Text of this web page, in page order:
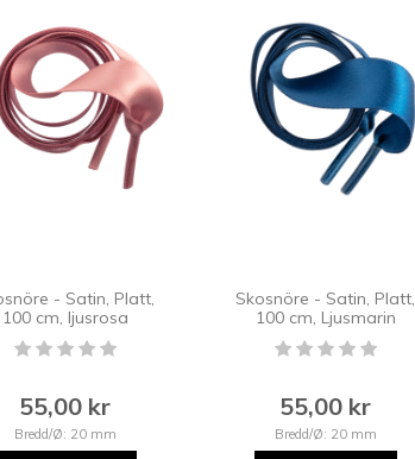
- Satin, Platt,
100 cm, ljusrosa
55,00 kr
Bredd/Ø: 20 mm
Skosnöre - Satin, Platt,
100 cm, Ljusmarin
55,00 kr
Bredd/Ø: 20 mm